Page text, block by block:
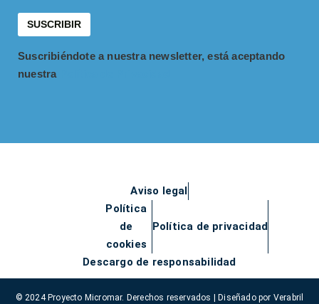
Suscribiéndote a nuestra newsletter, está aceptando
nuestra
Aviso legal
Política
de
cookies
Política de privacidad
Descargo de responsabilidad
© 2024 Proyecto Micromar. Derechos reservados | Diseñado por Verabril